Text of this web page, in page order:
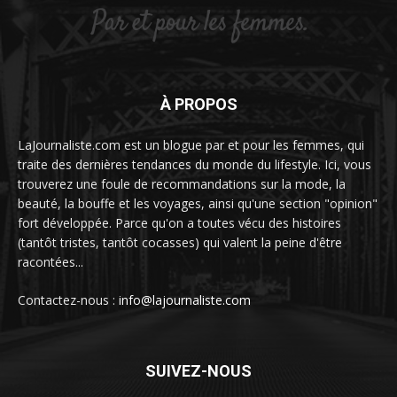
À PROPOS
LaJournaliste.com est un blogue par et pour les femmes, qui
traite des dernières tendances du monde du lifestyle. Ici, vous
trouverez une foule de recommandations sur la mode, la
beauté, la bouffe et les voyages, ainsi qu'une section "opinion"
fort développée. Parce qu'on a toutes vécu des histoires
(tantôt tristes, tantôt cocasses) qui valent la peine d'être
racontées...
Contactez-nous : info@lajournaliste.com
SUIVEZ-NOUS